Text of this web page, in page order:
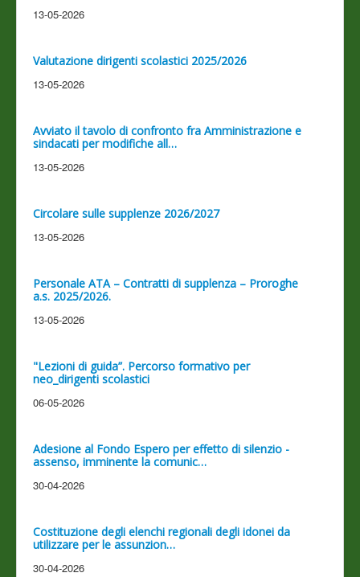
13-05-2026
Valutazione dirigenti scolastici 2025/2026
13-05-2026
Avviato il tavolo di confronto fra Amministrazione e
sindacati per modifiche all…
13-05-2026
Circolare sulle supplenze 2026/2027
13-05-2026
Personale ATA – Contratti di supplenza – Proroghe
a.s. 2025/2026.
13-05-2026
"Lezioni di guida”. Percorso formativo per
neo_dirigenti scolastici
06-05-2026
Adesione al Fondo Espero per effetto di silenzio -
assenso, imminente la comunic…
30-04-2026
Costituzione degli elenchi regionali degli idonei da
utilizzare per le assunzion…
30-04-2026